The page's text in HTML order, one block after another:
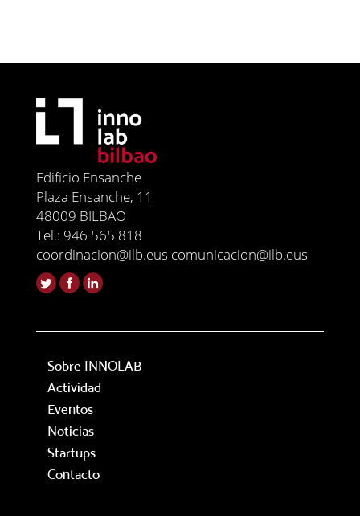
Edificio Ensanche
Plaza Ensanche, 11
48009 BILBAO
Tel.: 946 565 818
coordinacion@ilb.eus comunicacion@ilb.eus
Sobre INNOLAB
Actividad
Eventos
Noticias
Startups
Contacto